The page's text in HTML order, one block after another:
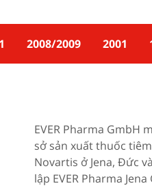
EVER Pharma GmbH
sở sản xuất thuốc
Novartis ở Jena, Đức
lập EVER Pharma Jena
2008/2009 2001